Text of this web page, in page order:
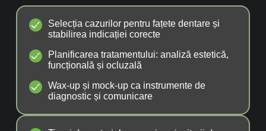
Selecția cazurilor pentru fațete dentare și
stabilirea indicației corecte
Planificarea tratamentului: analiză estetică,
funcțională și ocluzală
Wax-up și mock-up ca instrumente de
diagnostic și comunicare